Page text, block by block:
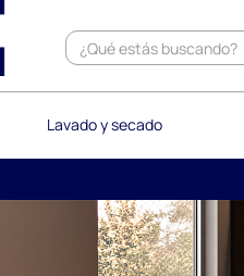
Lavado y secado